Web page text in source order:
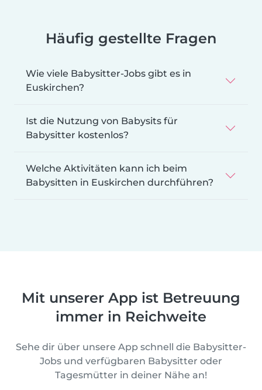
Häufig gestellte Fragen
Wie viele Babysitter-Jobs gibt es in
Euskirchen?
Ist die Nutzung von Babysits für
Babysitter kostenlos?
Welche Aktivitäten kann ich beim
Babysitten in Euskirchen durchführen?
Mit unserer App ist Betreuung
immer in Reichweite
Sehe dir über unsere App schnell die Babysitter-
Jobs und verfügbaren Babysitter oder
Tagesmütter in deiner Nähe an!